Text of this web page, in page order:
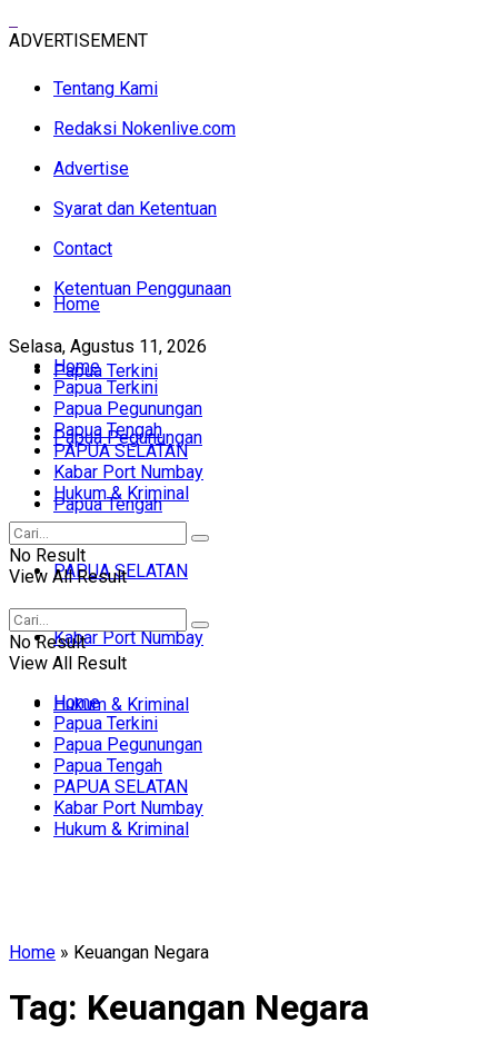
ADVERTISEMENT
Tentang Kami
Redaksi Nokenlive.com
Advertise
Syarat dan Ketentuan
Contact
Ketentuan Penggunaan
Selasa, Agustus 11, 2026
Home
Papua Terkini
Papua Pegunungan
Papua Tengah
PAPUA SELATAN
Kabar Port Numbay
Hukum & Kriminal
Home
Papua Terkini
Papua Pegunungan
Papua Tengah
PAPUA SELATAN
Kabar Port Numbay
Hukum & Kriminal
No Result
View All Result
No Result
View All Result
Home
Papua Terkini
Papua Pegunungan
Papua Tengah
PAPUA SELATAN
Kabar Port Numbay
Hukum & Kriminal
Home » Keuangan Negara
Tag: Keuangan Negara